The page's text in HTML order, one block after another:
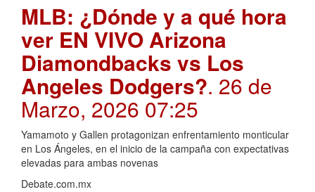
MLB: ¿Dónde y a qué hora
ver EN VIVO Arizona
Diamondbacks vs Los
Angeles Dodgers?. 26 de
Marzo, 2026 07:25
Yamamoto y Gallen protagonizan enfrentamiento monticular
en Los Ángeles, en el inicio de la campaña con expectativas
elevadas para ambas novenas
Debate.com.mx